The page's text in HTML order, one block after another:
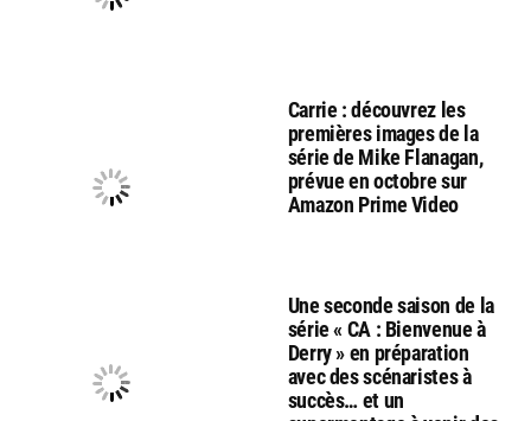
Carrie : découvrez les
premières images de la
série de Mike Flanagan,
prévue en octobre sur
Amazon Prime Video
Une seconde saison de la
série « CA : Bienvenue à
Derry » en préparation
avec des scénaristes à
succès… et un